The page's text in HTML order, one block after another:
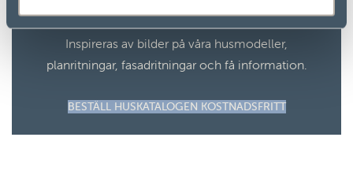
BESTÄLL KATALOG
Inspireras av bilder på våra husmodeller,
planritningar, fasadritningar och få information.
BESTÄLL HUSKATALOGEN KOSTNADSFRITT